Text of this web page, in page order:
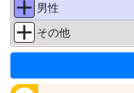
男性
その他